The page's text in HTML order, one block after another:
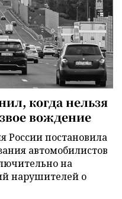
когда нельзя
вождение
России постановила
автомобилистов
на
нарушителей о